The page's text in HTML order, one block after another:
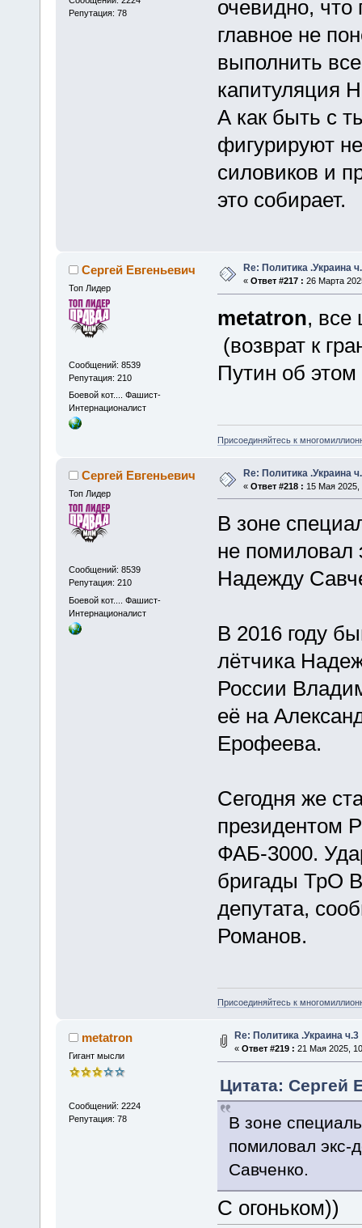
Репутация: 78
очевидно,
главное не
выполнить
капитуляция
А как быть с
фигурируют
силовиков и
это собирает.
Сергей Евгеньевич
Топ Лидер
Сообщений: 8539
Репутация: 210
Боевой кот.... Фашист-
Интернационалист
Re: Политика .Украина
« Ответ #217 : 26 Марта
metatron, все
(возврат к
Путин об этом
Присоединяйтесь к
Сергей Евгеньевич
Топ Лидер
Сообщений: 8539
Репутация: 210
Боевой кот.... Фашист-
Интернационалист
Re: Политика .Украина
« Ответ #218 : 15 Мая 2025,
В зоне
не помиловал
Надежду
В 2016 году
лётчика
России
её на
Ерофеева.
Сегодня же
президентом
ФАБ-3000.
бригады ТрО
депутата,
Романов.
Присоединяйтесь к
metatron
Гигант мысли
Сообщений: 2224
Репутация: 78
Re: Политика .Украина ч.3
« Ответ #219 : 21 Мая 2025,
Цитата: Сергей
В зоне
помиловал экс-
Савченко.
С огоньком))